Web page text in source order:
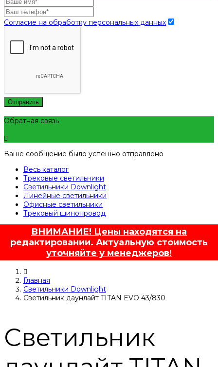
Согласие на обработку персональных данных
Отправить
Обратная связь
Ваше сообщение было успешно отправлено
Весь каталог
Трековые светильники
Светильники Downlight
Линейные светильники
Офисные светильники
Трековый шинопровод
ВНИМАНИЕ! Цены находятся на
редактировании. Актуальную стоимость
уточняйте у менеджеров!
Главная
Светильники Downlight
Светильник даунлайт TITAN EVO 43/830
Светильник